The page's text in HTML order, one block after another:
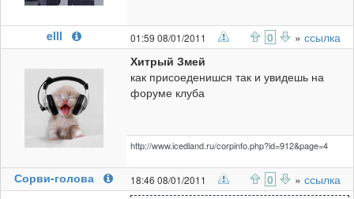
elll 01:59 08/01/2011 0 » ссылка
Хитрый Змей
как присоеденишся так и увидешь на
форуме клуба
http://www.icedland.ru/corpinfo.php?id=912&page=4
Сорви-голова 18:46 08/01/2011 0 » ссылка